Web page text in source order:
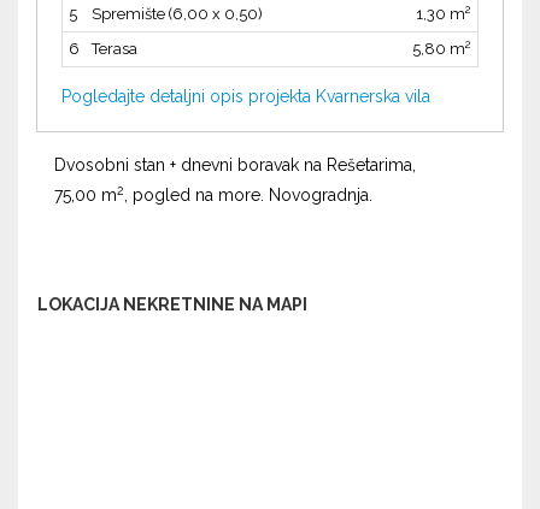
5 Spremište (6,00 x 0,50) 1,30 m2
6 Terasa 5,80 m2
Pogledajte detaljni opis projekta Kvarnerska vila
Dvosobni stan + dnevni boravak na Rešetarima,
75,00 m2 , pogled na more. Novogradnja.
LOKACIJA NEKRETNINE NA MAPI